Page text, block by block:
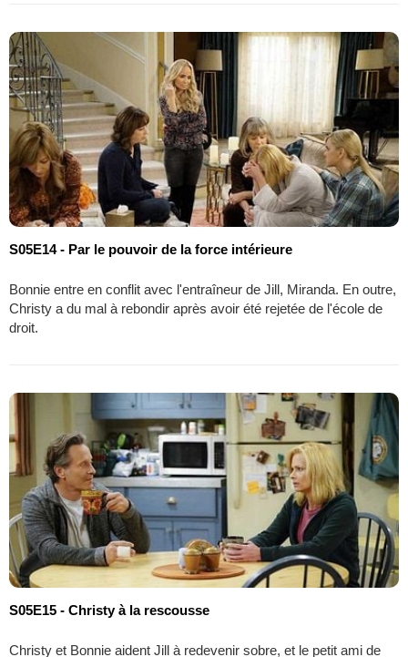
S05E14 - Par le pouvoir de la force intérieure
Bonnie entre en conflit avec l'entraîneur de Jill, Miranda. En outre,
Christy a du mal à rebondir après avoir été rejetée de l'école de
droit.
S05E15 - Christy à la rescousse
Christy et Bonnie aident Jill à redevenir sobre, et le petit ami de